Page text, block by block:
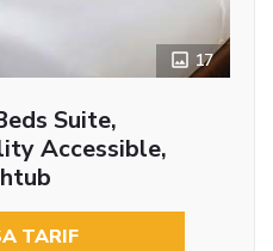
17
Suite,
Accessible,
TARIF